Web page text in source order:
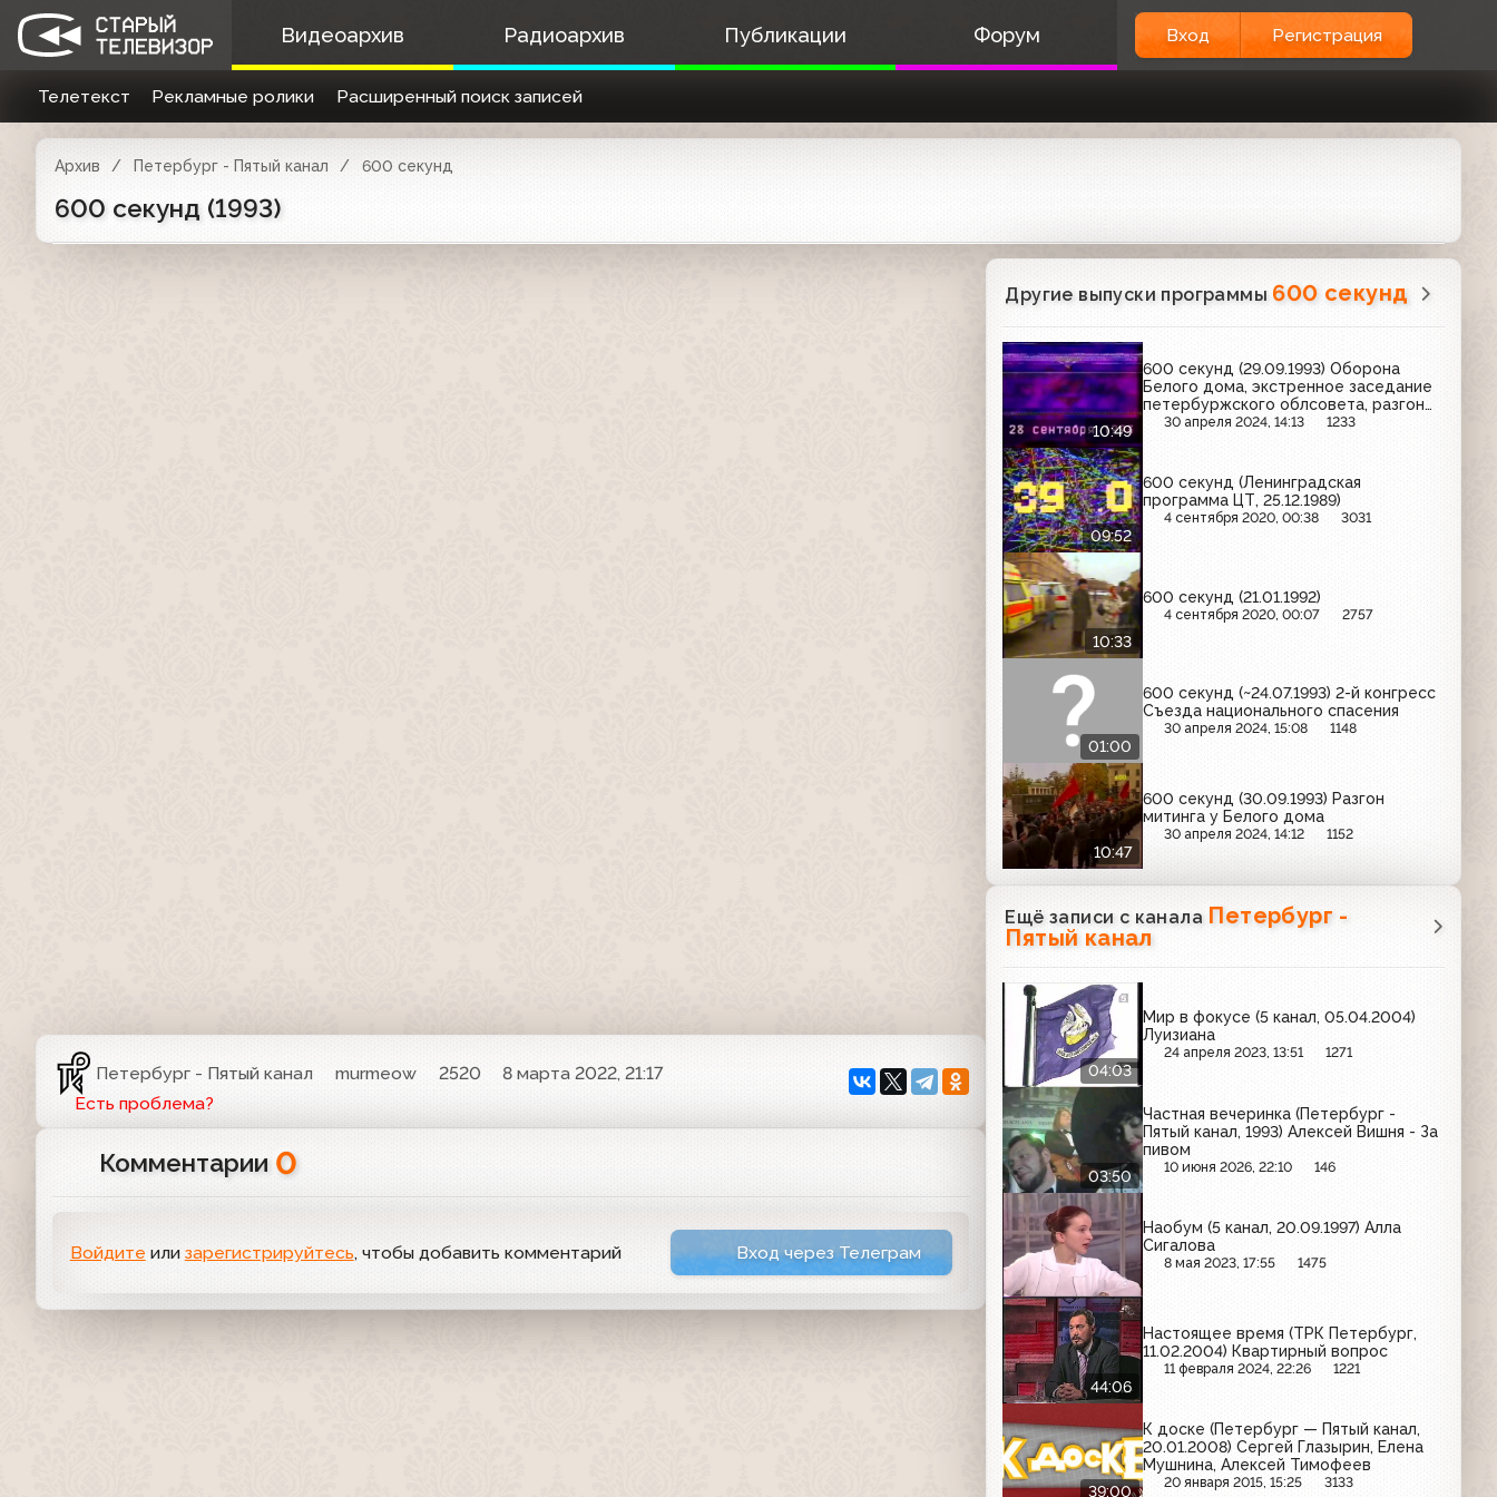
Видеоархив Радиоархив Публикации Форум Вход Регистрация
Телетекст Рекламные ролики Расширенный поиск записей
Архив Петербург - Пятый канал 600 секунд
600 секунд (1993)
Петербург - Пятый канал murmeow 2520
8 марта 2022, 21:17
Есть проблема?
Комментарии 0
Войдите или зарегистрируйтесь, чтобы добавить комментарий Вход через Телеграм
Другие выпуски программы 600 секунд
10:49
600 секунд (29.09.1993) Оборона
Белого дома, экстренное заседание
петербуржского облсовета, разгон
митинга
30 апреля 2024, 14:13 1233
09:52
600 секунд (Ленинградская
программа ЦТ, 25.12.1989)
4 сентября 2020, 00:38 3031
10:33
600 секунд (21.01.1992)
4 сентября 2020, 00:07 2757
01:00
600 секунд (~24.07.1993) 2-й конгресс
Съезда национального спасения
30 апреля 2024, 15:08 1148
10:47
600 секунд (30.09.1993) Разгон
митинга у Белого дома
30 апреля 2024, 14:12 1152
Ещё записи с канала Петербург -
Пятый канал
04:03
Мир в фокусе (5 канал, 05.04.2004)
Луизиана
24 апреля 2023, 13:51 1271
03:50
Частная вечеринка (Петербург -
Пятый канал, 1993) Алексей Вишня - За
пивом
10 июня 2026, 22:10 146
Наобум (5 канал, 20.09.1997) Алла
Сигалова
8 мая 2023, 17:55 1475
44:06
Настоящее время (ТРК Петербург,
11.02.2004) Квартирный вопрос
11 февраля 2024, 22:26 1221
39:00
К доске (Петербург — Пятый канал,
20.01.2008) Сергей Глазырин, Елена
Мушнина, Алексей Тимофеев
20 января 2015, 15:25 3133